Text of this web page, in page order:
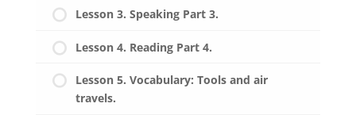
Lesson 3. Speaking Part 3.
Lesson 4. Reading Part 4.
Lesson 5. Vocabulary: Tools and air
travels.